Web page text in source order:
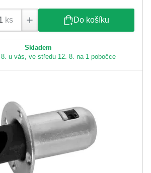
ks Do košíku
Skladem
u vás, ve středu 12. 8. na 1 pobočce